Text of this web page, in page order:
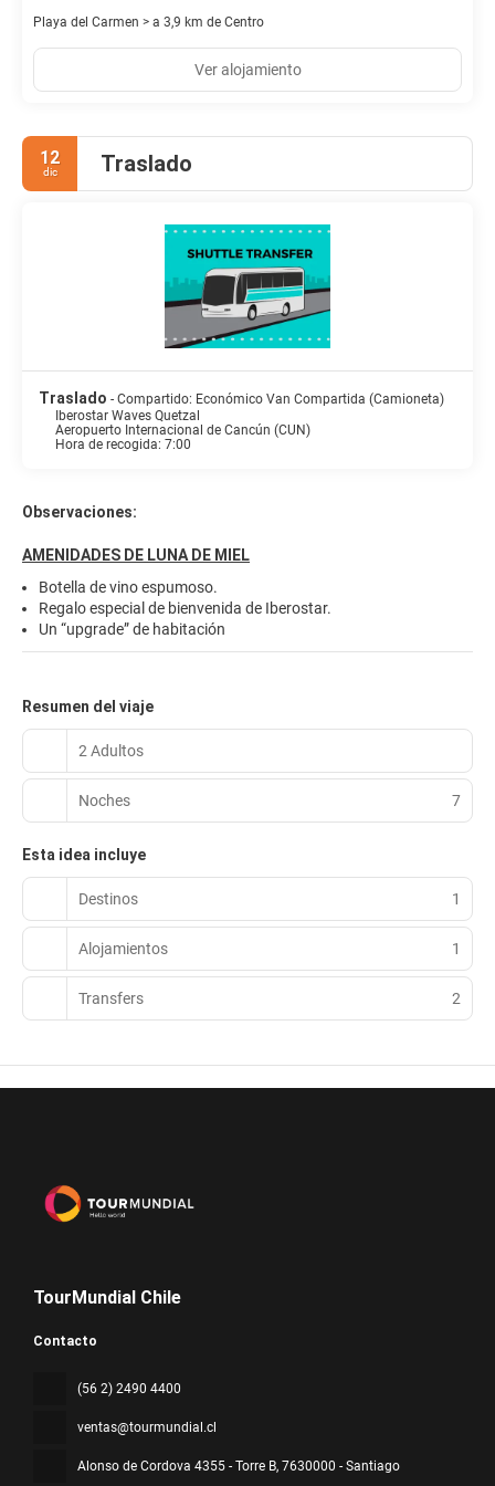
Playa del Carmen > a 3,9 km de Centro
Ver alojamiento
12
dic Traslado
Traslado - Compartido: Económico Van Compartida (Camioneta)
Iberostar Waves Quetzal
Aeropuerto Internacional de Cancún (CUN)
Hora de recogida: 7:00
Observaciones:
AMENIDADES DE LUNA DE MIEL
Botella de vino espumoso.
Regalo especial de bienvenida de Iberostar.
Un “upgrade” de habitación
Resumen del viaje
2 Adultos
Noches 7
Esta idea incluye
Destinos 1
Alojamientos 1
Transfers 2
TourMundial Chile
Contacto
(56 2) 2490 4400
ventas@tourmundial.cl
Alonso de Cordova 4355 - Torre B, 7630000 - Santiago